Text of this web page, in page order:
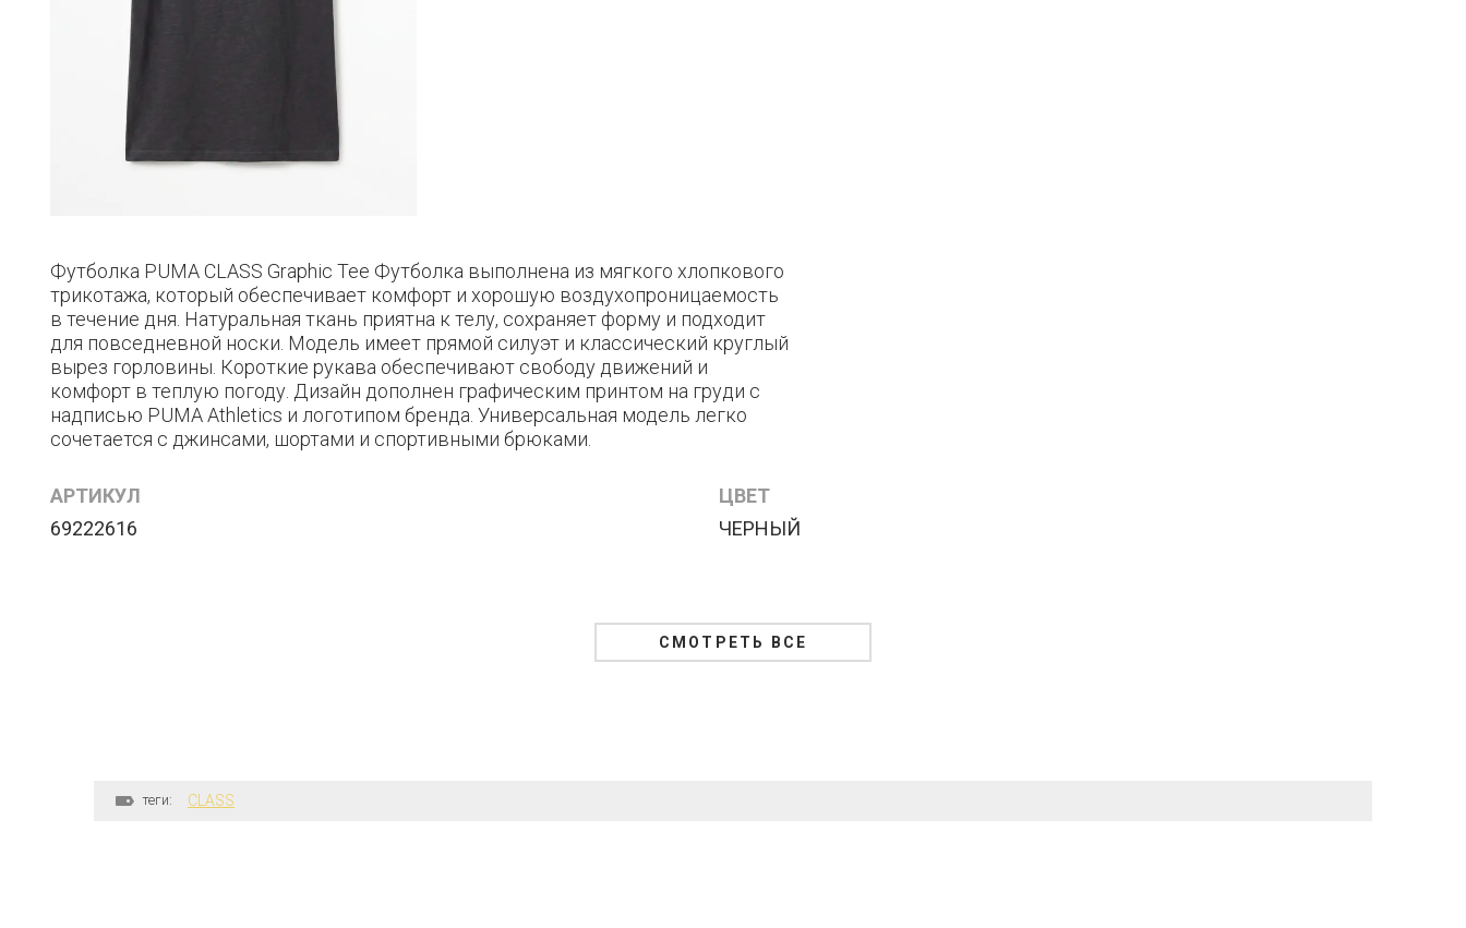
Футболка PUMA CLASS Graphic Tee Футболка выполнена из мягкого хлопкового
трикотажа, который обеспечивает комфорт и хорошую воздухопроницаемость
в течение дня. Натуральная ткань приятна к телу, сохраняет форму и подходит
для повседневной носки. Модель имеет прямой силуэт и классический круглый
вырез горловины. Короткие рукава обеспечивают свободу движений и
комфорт в теплую погоду. Дизайн дополнен графическим принтом на груди с
надписью PUMA Athletics и логотипом бренда. Универсальная модель легко
сочетается с джинсами, шортами и спортивными брюками.
АРТИКУЛ
69222616
ЦВЕТ
ЧЕРНЫЙ
СМОТРЕТЬ ВСЕ
теги: CLASS